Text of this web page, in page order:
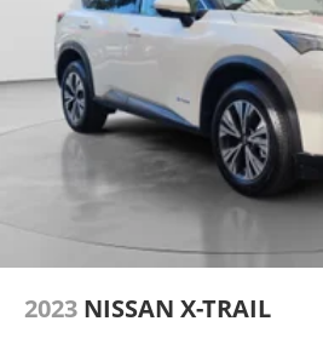
2023 NISSAN X-TRAIL